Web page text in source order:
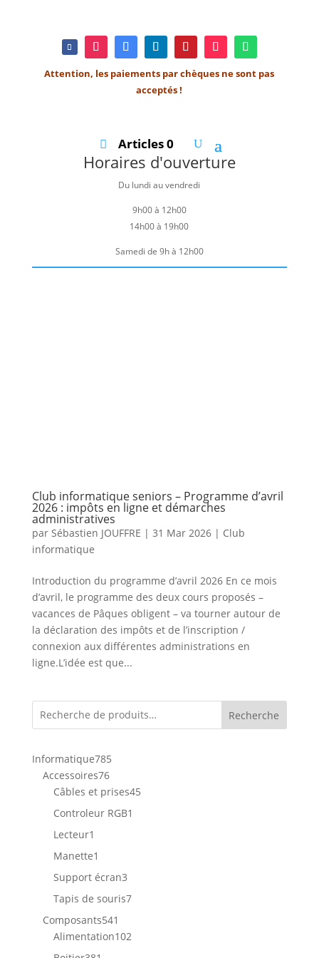
Attention, les paiements par chèques ne sont pas
acceptés !
Articles 0
Horaires d'ouverture
Du lundi au vendredi
9h00 à 12h00
14h00 à 19h00
Samedi de 9h à 12h00
Club informatique seniors – Programme d’avril
2026 : impôts en ligne et démarches
administratives
par Sébastien JOUFFRE | 31 Mar 2026| Club
informatique
Introduction du programme d’avril 2026 En ce mois
d’avril, le programme des deux cours proposés –
vacances de Pâques obligent – va tourner autour de
la déclaration des impôts et de l’inscription /
connexion aux différentes administrations en
ligne.L’idée est que...
Recherche
Informatique785785
Accessoires7676
produits
Câbles et prises4545
Controleur RGB1
Lecteur1
produit
Manette1
produit
Support écran33
produits
Tapis de souris77
Composants541
produits
Alimentation102102